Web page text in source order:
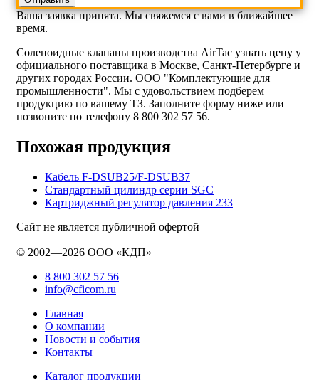
Ваша заявка принята. Мы свяжемся с вами в ближайшее
время.
Соленоидные клапаны производства AirTac узнать цену у
официального поставщика в Москве, Санкт-Петербурге и
других городах России. ООО "Комплектующие для
промышленности". Мы с удовольствием подберем
продукцию по вашему ТЗ. Заполните форму ниже или
позвоните по телефону 8 800 302 57 56.
Похожая продукция
Кабель F-DSUB25/F-DSUB37
Стандартный цилиндр серии SGC
Картриджный регулятор давления 233
Сайт не является публичной офертой
© 2002—2026 ООО «КДП»
8 800 302 57 56
info@cficom.ru
Главная
О компании
Новости и события
Контакты
Каталог продукции